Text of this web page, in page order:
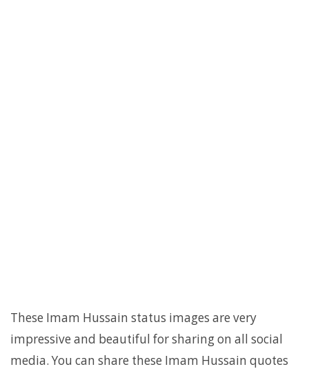
These Imam Hussain status images are very
impressive and beautiful for sharing on all social
media. You can share these Imam Hussain quotes